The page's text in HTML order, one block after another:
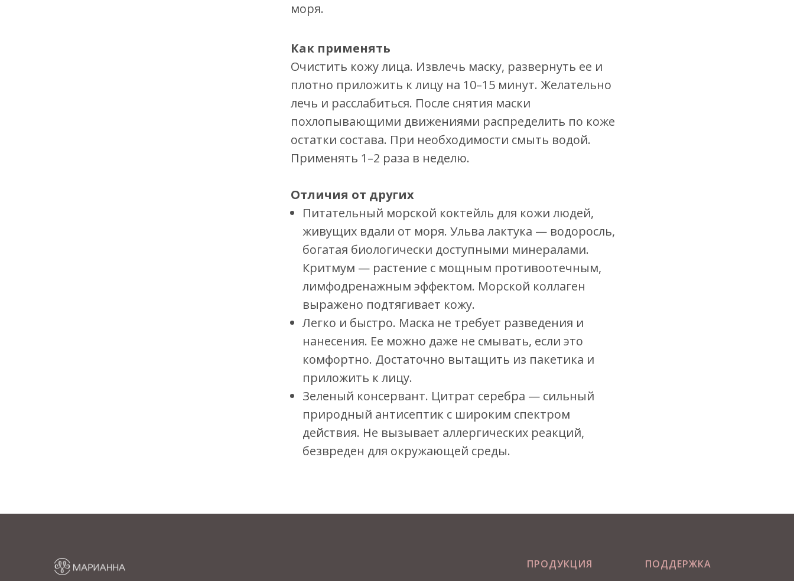
моря.
Как применять
Очистить кожу лица. Извлечь маску, развернуть ее и
плотно приложить к лицу на 10–15 минут. Желательно
лечь и расслабиться. После снятия маски
похлопывающими движениями распределить по коже
остатки состава. При необходимости смыть водой.
Применять 1–2 раза в неделю.
Отличия от других
Питательный морской коктейль для кожи людей,
живущих вдали от моря. Ульва лактука — водоросль,
богатая биологически доступными минералами.
Критмум — растение с мощным противоотечным,
лимфодренажным эффектом. Морской коллаген
выражено подтягивает кожу.
Легко и быстро. Маска не требует разведения и
нанесения. Ее можно даже не смывать, если это
комфортно. Достаточно вытащить из пакетика и
приложить к лицу.
Зеленый консервант. Цитрат серебра — сильный
природный антисептик с широким спектром
действия. Не вызывает аллергических реакций,
безвреден для окружающей среды.
ПРОДУКЦИЯ ПОДДЕРЖКА